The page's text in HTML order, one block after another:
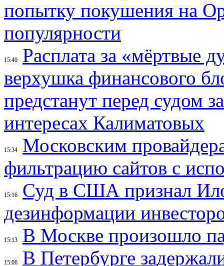
попытку покушения на
популярности
15:40
Расплата за «мёртвые
верхушка финансового
предстанут перед судом
интересах Калиматовых
15:34
Московским
фильтрацию сайтов с
15:16
Суд в США признал
дезинформации
15:13 В Москве произошло
15:06
В Петербурге